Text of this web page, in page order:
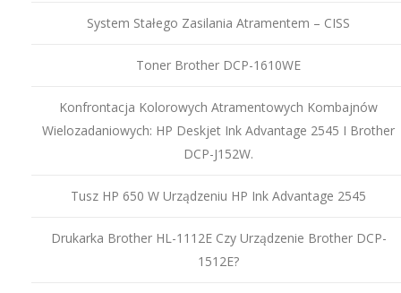
System Stałego Zasilania Atramentem – CISS
Toner Brother DCP-1610WE
Konfrontacja Kolorowych Atramentowych Kombajnów
Wielozadaniowych: HP Deskjet Ink Advantage 2545 I Brother
DCP-J152W.
Tusz HP 650 W Urządzeniu HP Ink Advantage 2545
Drukarka Brother HL-1112E Czy Urządzenie Brother DCP-
1512E?